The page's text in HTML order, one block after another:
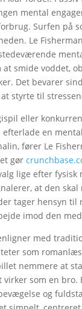
mental
Surfen på
Le
at smide voddet,
Det bevarer
styrte til
eller
efterlade en
fører Le
gør
lige efter fysisk
at den skal
tager hensyn til
imod den
med
som
nemmere at
som en bro.
og